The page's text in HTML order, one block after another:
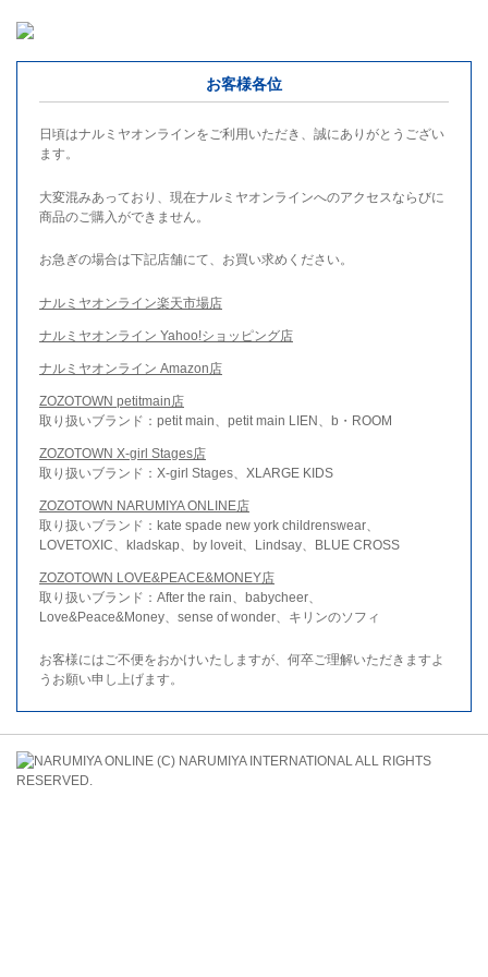
お客様各位
日頃はナルミヤオンラインをご利用いただき、誠にありがとうござい
ます。
大変混みあっており、現在ナルミヤオンラインへのアクセスならびに
商品のご購入ができません。
お急ぎの場合は下記店舗にて、お買い求めください。
ナルミヤオンライン楽天市場店
ナルミヤオンライン Yahoo!ショッピング店
ナルミヤオンライン Amazon店
ZOZOTOWN petitmain店
取り扱いブランド：petit main、petit main LIEN、b・ROOM
ZOZOTOWN X-girl Stages店
取り扱いブランド：X-girl Stages、XLARGE KIDS
ZOZOTOWN NARUMIYA ONLINE店
取り扱いブランド：kate spade new york childrenswear、
LOVETOXIC、kladskap、by loveit、Lindsay、BLUE CROSS
ZOZOTOWN LOVE&PEACE&MONEY店
取り扱いブランド：After the rain、babycheer、
Love&Peace&Money、sense of wonder、キリンのソフィ
お客様にはご不便をおかけいたしますが、何卒ご理解いただきますよ
うお願い申し上げます。